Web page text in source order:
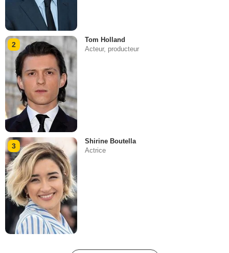
2
Tom Holland
Acteur, producteur
3
Shirine Boutella
Actrice